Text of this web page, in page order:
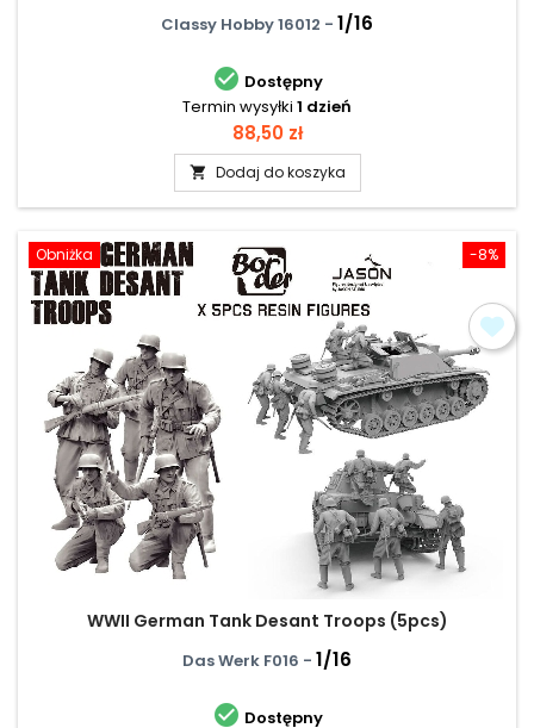
Classy Hobby 16012 - 1/16
 Dostępny
Termin wysyłki 1 dzień
Cena
88,50 zł
 Dodaj do koszyka
-8%
Obniżka
WWII German Tank Desant Troops (5pcs)
Das Werk F016 - 1/16
 Dostępny